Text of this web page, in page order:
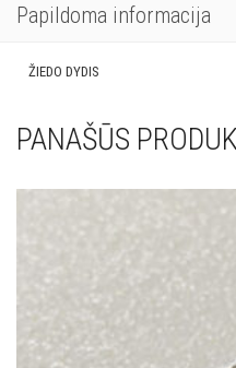
Papildoma informacija
ŽIEDO DYDIS
PANAŠŪS